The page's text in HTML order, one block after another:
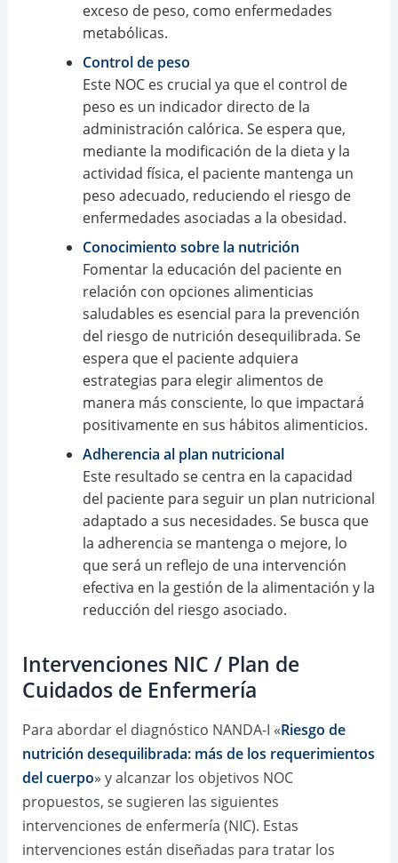
exceso de peso, como enfermedades
metabólicas.
Control de peso
Este NOC es crucial ya que el control de
peso es un indicador directo de la
administración calórica. Se espera que,
mediante la modificación de la dieta y la
actividad física, el paciente mantenga un
peso adecuado, reduciendo el riesgo de
enfermedades asociadas a la obesidad.
Conocimiento sobre la nutrición
Fomentar la educación del paciente en
relación con opciones alimenticias
saludables es esencial para la prevención
del riesgo de nutrición desequilibrada. Se
espera que el paciente adquiera
estrategias para elegir alimentos de
manera más consciente, lo que impactará
positivamente en sus hábitos alimenticios.
Adherencia al plan nutricional
Este resultado se centra en la capacidad
del paciente para seguir un plan nutricional
adaptado a sus necesidades. Se busca que
la adherencia se mantenga o mejore, lo
que será un reflejo de una intervención
efectiva en la gestión de la alimentación y la
reducción del riesgo asociado.
Intervenciones NIC / Plan de
Cuidados de Enfermería
Para abordar el diagnóstico NANDA-I «Riesgo de
nutrición desequilibrada: más de los requerimientos
del cuerpo» y alcanzar los objetivos NOC
propuestos, se sugieren las siguientes
intervenciones de enfermería (NIC). Estas
intervenciones están diseñadas para tratar los